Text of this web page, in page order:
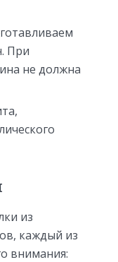
При
не должна
из
каждый из
внимания: